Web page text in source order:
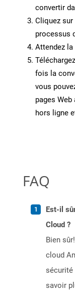
convertir
Cliquez
processus
Attendez
fois la
vous
pages
hors ligne
FAQ
Est-il
Cloud ?
Bien
cloud
sécurité
savoir